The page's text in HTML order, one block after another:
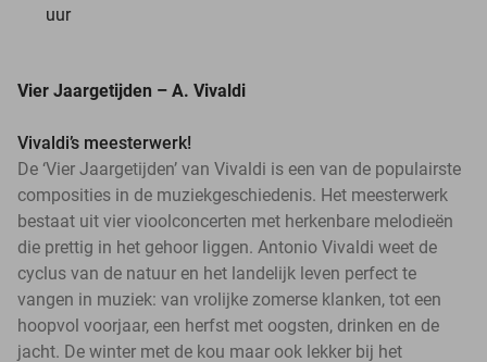
uur
Vier Jaargetijden – A. Vivaldi
Vivaldi’s meesterwerk!
De ‘Vier Jaargetijden’ van Vivaldi is een van de populairste
composities in de muziekgeschiedenis. Het meesterwerk
bestaat uit vier vioolconcerten met herkenbare melodieën
die prettig in het gehoor liggen. Antonio Vivaldi weet de
cyclus van de natuur en het landelijk leven perfect te
vangen in muziek: van vrolijke zomerse klanken, tot een
hoopvol voorjaar, een herfst met oogsten, drinken en de
jacht. De winter met de kou maar ook lekker bij het